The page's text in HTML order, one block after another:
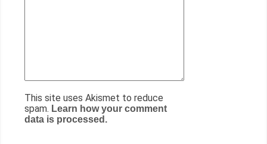
This site uses Akismet to reduce
spam. Learn how your comment
data is processed.